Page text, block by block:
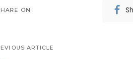
ON
ARTICLE